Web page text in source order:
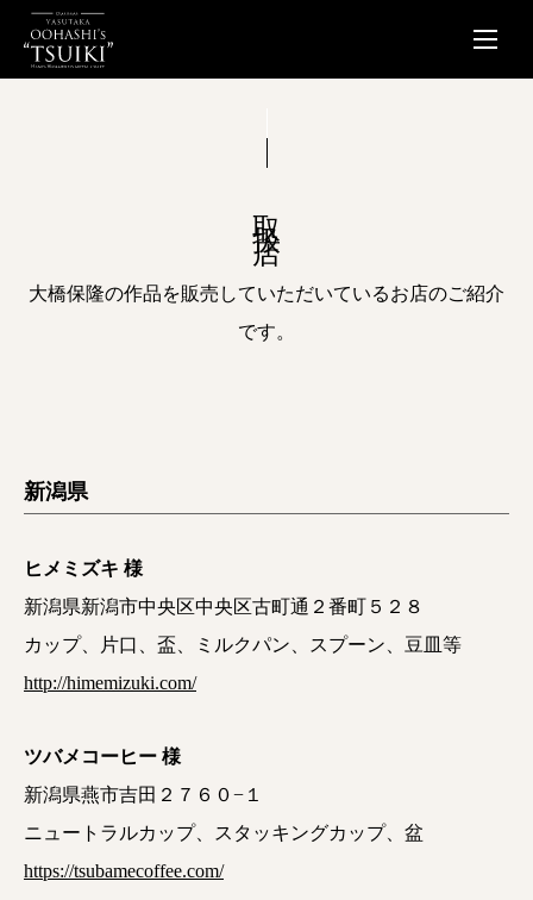
取扱店
大橋保隆の作品を販売していただいているお店のご紹介
です。
新潟県
ヒメミズキ 様
新潟県新潟市中央区中央区古町通２番町５２８
カップ、片口、盃、ミルクパン、スプーン、豆皿等
http://himemizuki.com/
ツバメコーヒー 様
新潟県燕市吉田２７６０−１
ニュートラルカップ、スタッキングカップ、盆
https://tsubamecoffee.com/